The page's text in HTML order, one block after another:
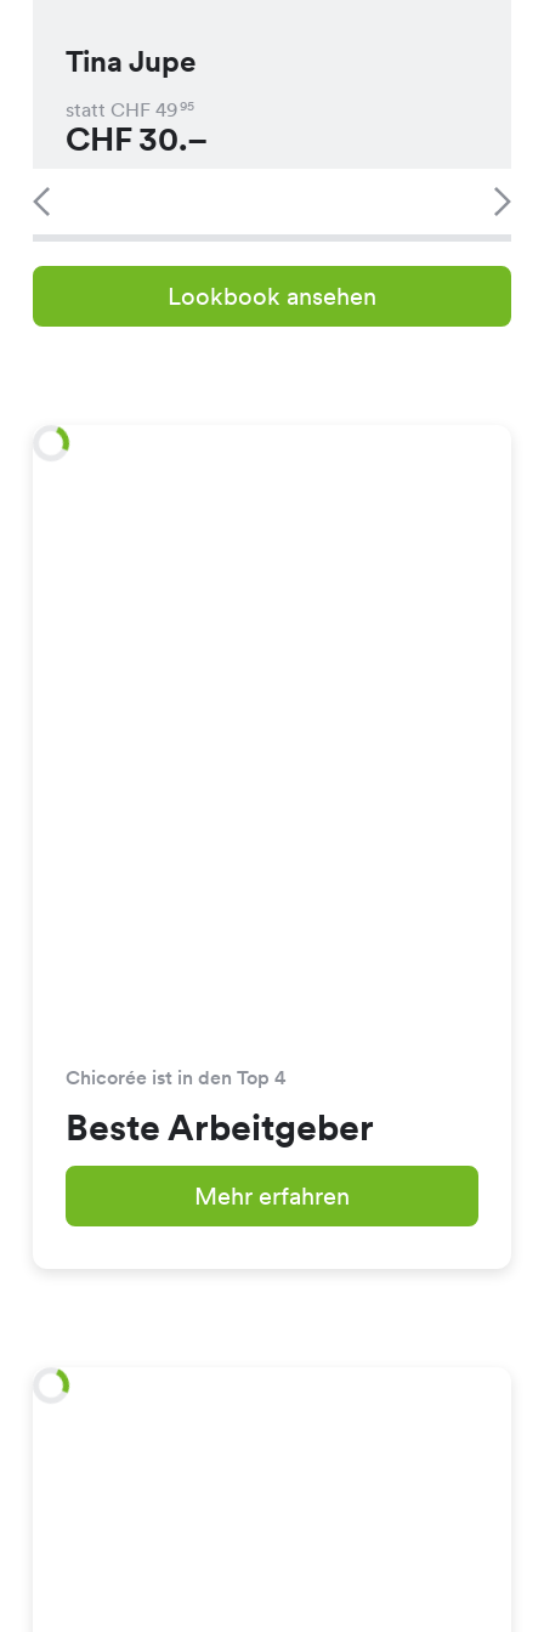
Tina Jupe
statt CHF 4995
CHF30.–
Lookbook ansehen
Chicorée ist in den Top 4
Beste Arbeitgeber
Mehr erfahren